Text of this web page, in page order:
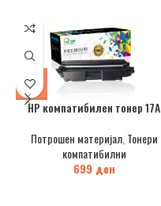
HP компатибилен тонер 17А
Потрошен материјал, Тонери
компатибилни
699 ден